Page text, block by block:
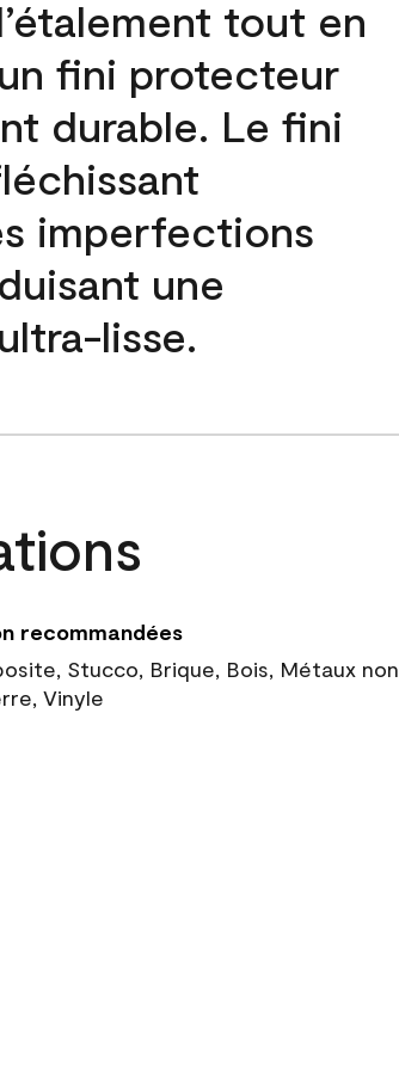
tout en
fini protecteur
durable. Le fini
imperfections
une
lisse.
recommandées
Stucco, Brique, Bois, Métaux non
Vinyle